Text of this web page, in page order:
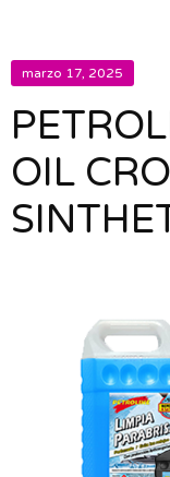
marzo 17, 2025
OIL